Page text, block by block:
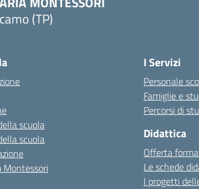
(TP)
scuola
scuola
Montessori
I Servizi
Personale
Famiglie e
Percorsi di
Didattica
Offerta
Le schede
I progetti